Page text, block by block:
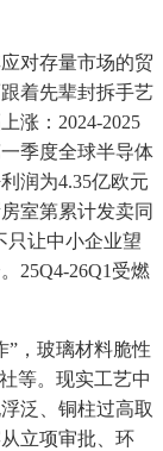
对存量市场的贸
着先辈封拆手艺
涨：2024-2025
季度全球半导体
润为4.35亿欧元
室第累计发卖同
只让中小企业望
25Q4-26Q1受燃
，玻璃材料脆性
等。现实工艺中
泛、铜柱过高取
立项审批、环